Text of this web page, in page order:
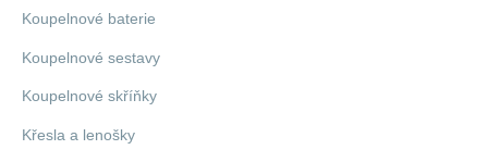
Koupelnové baterie
Koupelnové sestavy
Koupelnové skříňky
Křesla a lenošky